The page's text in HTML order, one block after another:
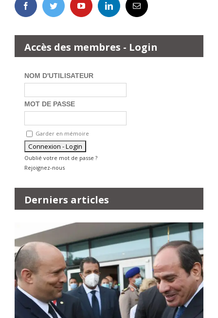
Accès des membres - Login
NOM D'UTILISATEUR
MOT DE PASSE
Garder en mémoire
Oublié votre mot de passe ?
Rejoignez-nous
Derniers articles